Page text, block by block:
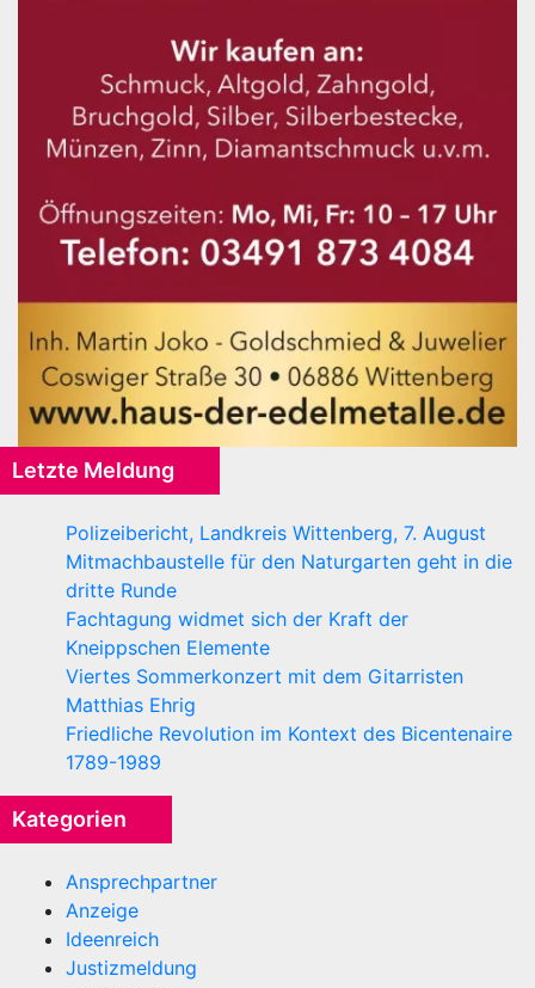
Letzte Meldung
Polizeibericht, Landkreis Wittenberg, 7. August
Mitmachbaustelle für den Naturgarten geht in die
dritte Runde
Fachtagung widmet sich der Kraft der
Kneippschen Elemente
Viertes Sommerkonzert mit dem Gitarristen
Matthias Ehrig
Friedliche Revolution im Kontext des Bicentenaire
1789-1989
Kategorien
Ansprechpartner
Anzeige
Ideenreich
Justizmeldung